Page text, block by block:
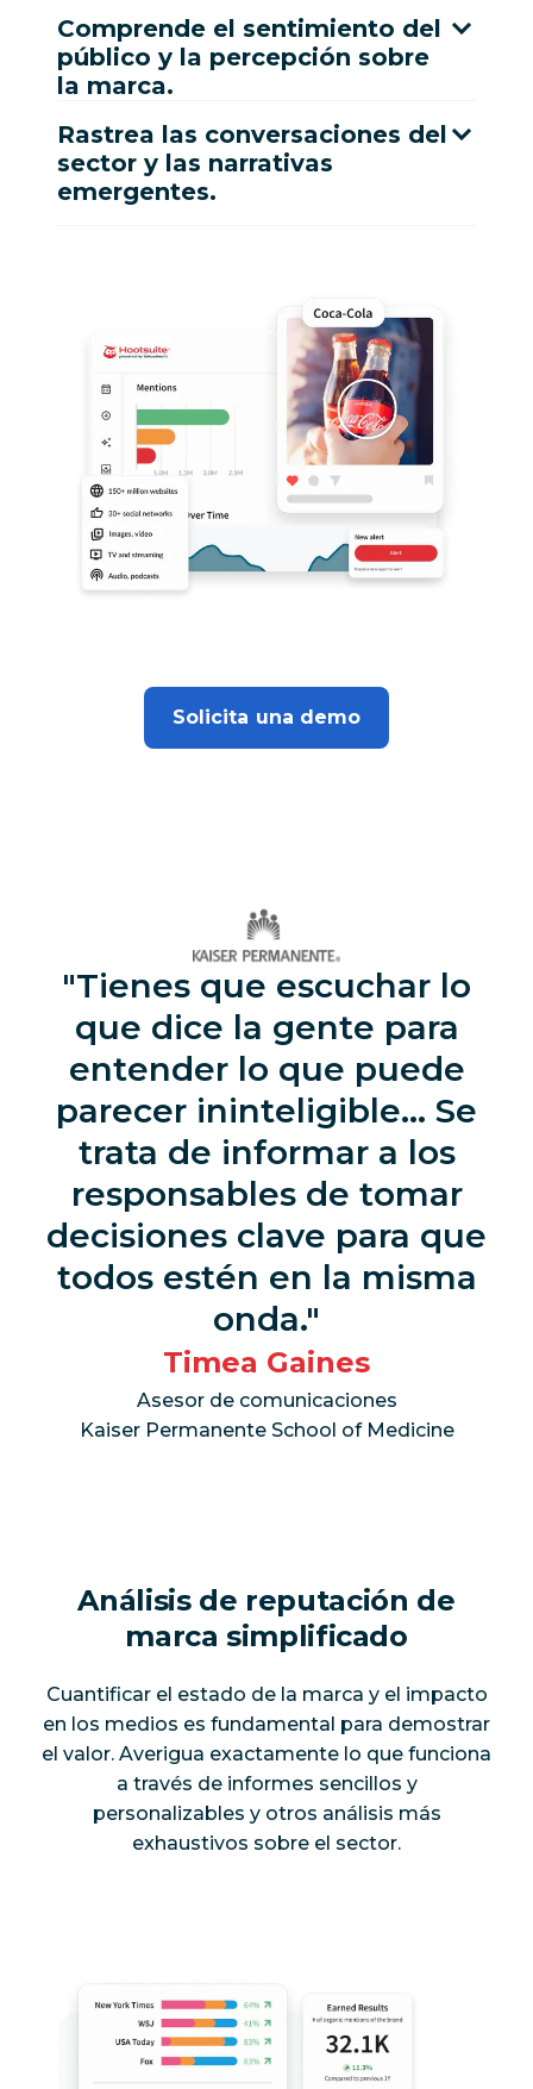
Comprende el sentimiento del
público y la percepción sobre
la marca.
Rastrea las conversaciones del
sector y las narrativas
emergentes.
Solicita una demo
Tienes que escuchar lo
que dice la gente para
entender lo que puede
parecer ininteligible... Se
trata de informar a los
responsables de tomar
decisiones clave para que
todos estén en la misma
onda.
Timea Gaines
Asesor de comunicaciones
Kaiser Permanente School of Medicine
Análisis de reputación de
marca simplificado
Cuantificar el estado de la marca y el impacto
en los medios es fundamental para demostrar
el valor. Averigua exactamente lo que funciona
a través de informes sencillos y
personalizables y otros análisis más
exhaustivos sobre el sector.